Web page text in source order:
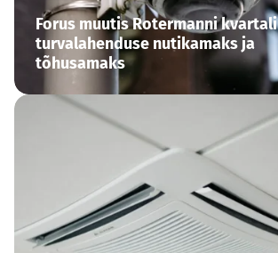
Forus muutis Rotermanni kvartali
turvalahenduse nutikamaks ja
tõhusamaks